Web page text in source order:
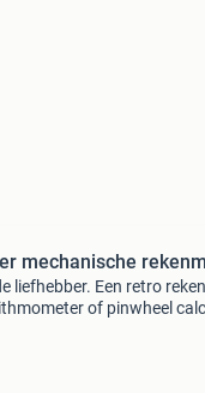
mechanische
liefhebber. Een retro
of pinwheel